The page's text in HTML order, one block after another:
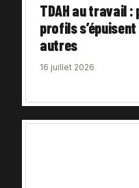
TDAH au travail
profils
autres
16 juillet 2026